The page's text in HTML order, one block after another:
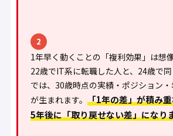
2
1年早く動くことの「複利効果」は想
22歳でIT系に転職した人と、24歳で
では、30歳時点の実績・ポジション
が生まれます。 「1年の差」が積み
5年後に「取り戻せない差」になり